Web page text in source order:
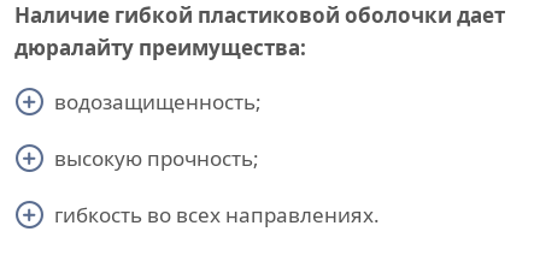
Наличие гибкой пластиковой оболочки дает
дюралайту преимущества:
водозащищенность;
высокую прочность;
гибкость во всех направлениях.